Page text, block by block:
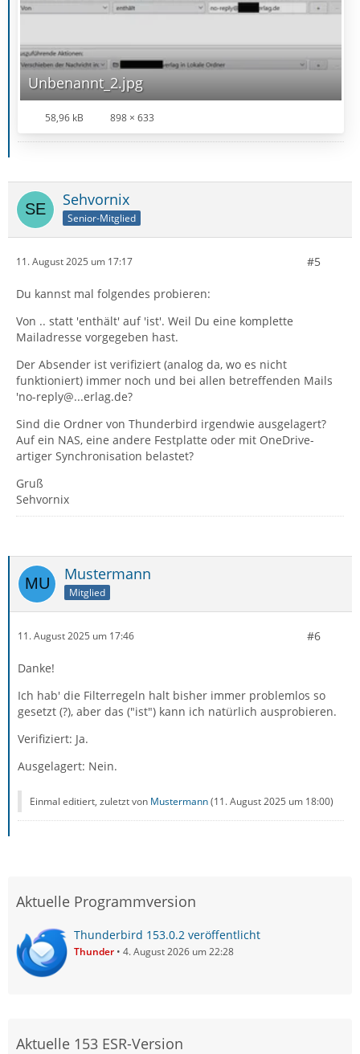
Unbenannt_2.jpg
58,96 kB 898 × 633
Sehvornix
Senior-Mitglied
11. August 2025 um 17:17 #5
Du kannst mal folgendes probieren:
Von .. statt 'enthält' auf 'ist'. Weil Du eine komplette
Mailadresse vorgegeben hast.
Der Absender ist verifiziert (analog da, wo es nicht
funktioniert) immer noch und bei allen betreffenden Mails
'no-reply@...erlag.de?
Sind die Ordner von Thunderbird irgendwie ausgelagert?
Auf ein NAS, eine andere Festplatte oder mit OneDrive-
artiger Synchronisation belastet?
Gruß
Sehvornix
Mustermann
Mitglied
11. August 2025 um 17:46 #6
Danke!
Ich hab' die Filterregeln halt bisher immer problemlos so
gesetzt (?), aber das ("ist") kann ich natürlich ausprobieren.
Verifiziert: Ja.
Ausgelagert: Nein.
Einmal editiert, zuletzt von Mustermann(11. August 2025 um 18:00)
Aktuelle Programmversion
Thunderbird 153.0.2 veröffentlicht
Thunder 4. August 2026 um 22:28
Aktuelle 153 ESR-Version